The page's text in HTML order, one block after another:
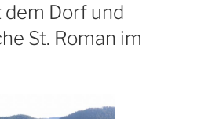
Dorf und
St. Roman im